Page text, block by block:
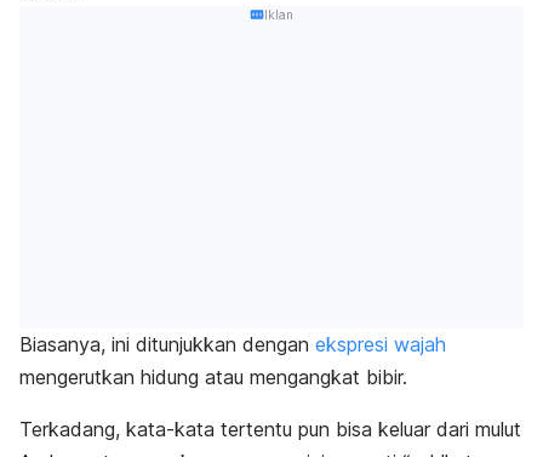
Iklan
Biasanya, ini ditunjukkan dengan ekspresi wajah
mengerutkan hidung atau mengangkat bibir.
Terkadang, kata-kata tertentu pun bisa keluar dari mulut